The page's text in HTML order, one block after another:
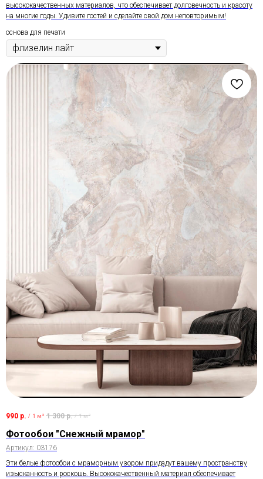
высококачественных материалов, что обеспечивает долговечность и красоту
на многие годы. Удивите гостей и сделайте свой дом неповторимым!
основа для печати
990 р. / 1 м² 1 300 р. / 1 м²
Фотообои "Снежный мрамор"
Артикул: 03176
Эти белые фотообои с мраморным узором придадут вашему пространству
изысканность и роскошь. Высококачественный материал обеспечивает